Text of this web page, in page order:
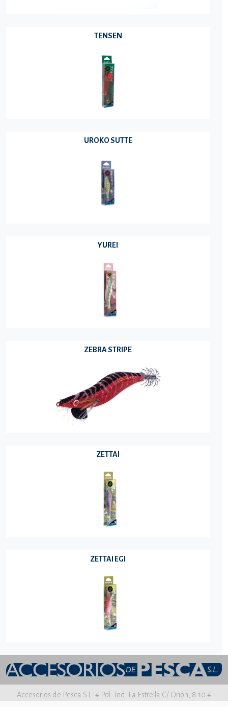
TENSEN
UROKO SUTTE
YUREI
ZEBRA STRIPE
ZETTAI
ZETTAI EGI
Accesorios de Pesca S.L. # Pol. Ind. La Estrella C/ Orión, 8-10 #